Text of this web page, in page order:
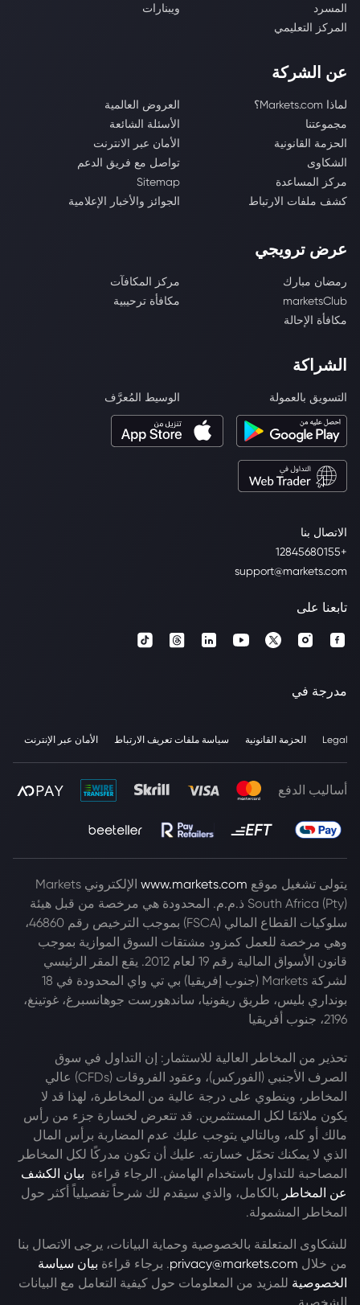
الاتصال بنا
+12845680155
support@markets.com
المسرد
ويبنارات
المركز التعليمي
عن الشركة
لماذا Markets.com؟
العروض العالمية
مجموعتنا
الأسئلة الشائعة
الحزمة القانونية
الأمان عبر الانترنت
الشكاوى
تواصل مع فريق الدعم
مركز المساعدة
Sitemap
كشف ملفات الارتباط
الجوائز والأخبار الإعلامية
عرض ترويجي
رمضان مبارك
مركز المكافآت
marketsClub
مكافأة ترحيبية
مكافأة الإحالة
الشراكة
التسويق بالعمولة الوسيط المُعرَّف
تابعنا على
مدرجة في
Legal الحزمة القانونية سياسة ملفات تعريف الارتباط الأمان عبر الإنترنت
أساليب الدفع
يتولى تشغيل موقع www.markets.com
الإلكتروني Markets
South Africa (Pty) ذ.م.م. المحدودة هي مرخصة من قبل هيئة
سلوكيات القطاع المالي (FSCA) بموجب الترخيص رقم 46860،
وهي مرخصة للعمل كمزود مشتقات السوق الموازية بموجب
قانون الأسواق المالية رقم 19 لعام 2012. يقع المقر الرئيسي
لشركة Markets (جنوب إفريقيا) بي تي واي المحدودة في 18
بونداري بليس، طريق ريفونيا، ساندهورست جوهانسبرغ، غوتينغ،
2196، جنوب أفريقيا
تحذير من المخاطر العالية للاستثمار: إن التداول في سوق
الصرف الأجنبي (الفوركس)، وعقود الفروقات (CFDs) عالي
المخاطر، وينطوي على درجة عالية من المخاطرة، لهذا قد لا
يكون ملائمًا لكل المستثمرين. قد تتعرض لخسارة جزء من رأس
مالك أو كله، وبالتالي يتوجب عليك عدم المضاربة برأس المال
الذي لا يمكنك تحمّل خسارته. عليك أن تكون مدركًا لكل المخاطر
المصاحبة للتداول باستخدام الهامش. الرجاء قراءة بيان الكشف
عن المخاطر بالكامل، والذي سيقدم لك شرحاً تفصيلياً أكثر حول
المخاطر المشمولة.
للشكاوى المتعلقة بالخصوصية وحماية البيانات، يرجى الاتصال بنا
من خلال privacy@markets.com. برجاء قراءة بيان سياسة
الخصوصية للمزيد من المعلومات حول كيفية التعامل مع البيانات